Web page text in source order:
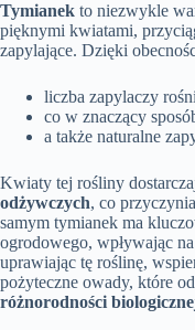
Tymianek to niezwykle
pięknymi kwiatami,
zapylające. Dzięki
liczba zapylaczy
co w znaczący
a także naturalne
Kwiaty tej rośliny
odżywczych, co
samym tymianek ma
ogrodowego, wpływając
uprawiając tę roślinę,
pożyteczne owady, które
różnorodności